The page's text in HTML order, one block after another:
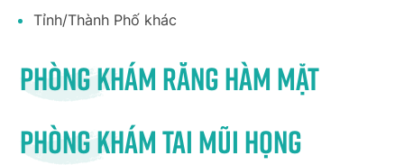
Tỉnh/Thành Phố khác
Phòng khám răng hàm mặt
Phòng khám tai mũi họng